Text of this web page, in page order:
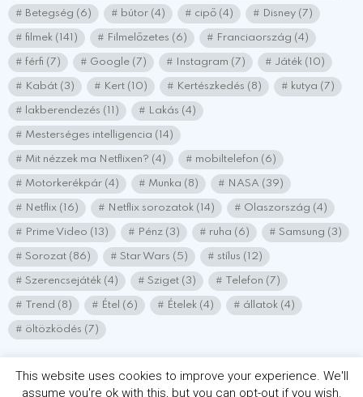
Betegség (6) bútor (4) cipő (4) Disney (7)
filmek (141) Filmelőzetes (6) Franciaország (4)
férfi (7) Google (7) Instagram (7) Játék (10)
Kabát (3) Kert (10) Kertészkedés (8) kutya (7)
lakberendezés (11) Lakás (4)
Mesterséges intelligencia (14)
Mit nézzek ma Netflixen? (4) mobiltelefon (6)
Motorkerékpár (4) Munka (8) NASA (39)
Netflix (16) Netflix sorozatok (14) Olaszország (4)
Prime Video (13) Pénz (3) ruha (6) Samsung (3)
Sorozat (86) Star Wars (5) stílus (12)
Szerencsejáték (4) Sziget (3) Telefon (7)
Trend (8) Étel (6) Ételek (4) állatok (4)
öltözködés (7)
This website uses cookies to improve your experience. We'll
assume you're ok with this, but you can opt-out if you wish.